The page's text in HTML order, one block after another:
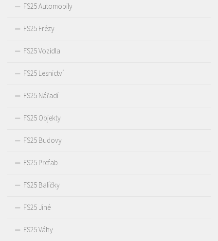
FS25 Automobily
FS25 Frézy
FS25 Vozidla
FS25 Lesnictví
FS25 Nářadí
FS25 Objekty
FS25 Budovy
FS25 Prefab
FS25 Balíčky
FS25 Jiné
FS25 Váhy